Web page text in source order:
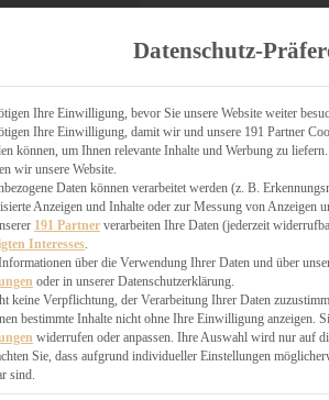
KÄSEKUCHEN
Datenschutz-
Ihre Einwilligung, bevor Sie unsere Website weiter
Ihre Einwilligung, damit wir und unsere 191 Partner
können, um Ihnen relevante Inhalte und Werbung zu
wir unsere Website.
Daten können verarbeitet werden (z. B.
Anzeigen und Inhalte oder zur Messung von Anzeigen
191 Partner verarbeiten Ihre Daten (jederzeit
Interesses.
über die Verwendung Ihrer Daten und über
oder in unserer Datenschutzerklärung.
keine Verpflichtung, der Verarbeitung Ihrer Daten
bestimmte Inhalte nicht ohne Ihre Einwilligung anzeigen.
widerrufen oder anpassen. Ihre Auswahl wird nur auf
Sie, dass aufgrund individueller Einstellungen
sind.